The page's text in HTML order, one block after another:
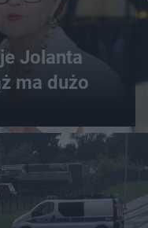
Jolanta
ma dużo